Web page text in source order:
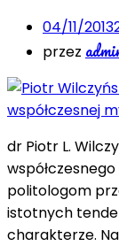
04/11/2013
przez
dr Piotr L.
politologom
istotnych
charakterze.